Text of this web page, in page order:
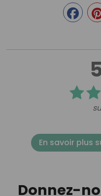
En savoir plus
Donnez-